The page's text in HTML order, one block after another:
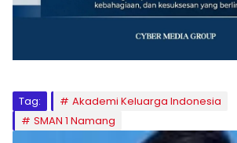
Tag:
Akademi Keluarga Indonesia
SMAN 1 Namang